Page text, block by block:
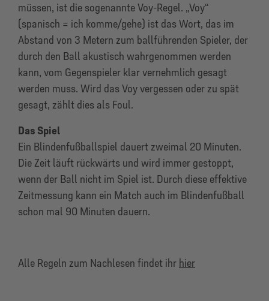
müssen, ist die sogenannte Voy-Regel. „Voy“
(spanisch = ich komme/gehe) ist das Wort, das im
Abstand von 3 Metern zum ballführenden Spieler, der
durch den Ball akustisch wahrgenommen werden
kann, vom Gegenspieler klar vernehmlich gesagt
werden muss. Wird das Voy vergessen oder zu spät
gesagt, zählt dies als Foul.
Das Spiel
Ein Blindenfußballspiel dauert zweimal 20 Minuten.
Die Zeit läuft rückwärts und wird immer gestoppt,
wenn der Ball nicht im Spiel ist. Durch diese effektive
Zeitmessung kann ein Match auch im Blindenfußball
schon mal 90 Minuten dauern.
Alle Regeln zum Nachlesen findet ihr hier